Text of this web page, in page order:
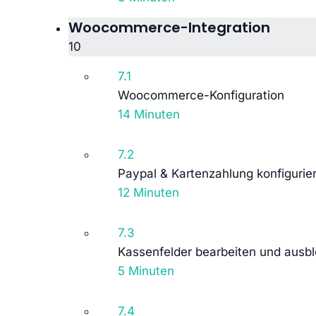
Woocommerce-Integration
10
7.1
Woocommerce-Konfiguration
14 Minuten
7.2
Paypal & Kartenzahlung
12 Minuten
7.3
Kassenfelder bearbeiten und
5 Minuten
7.4